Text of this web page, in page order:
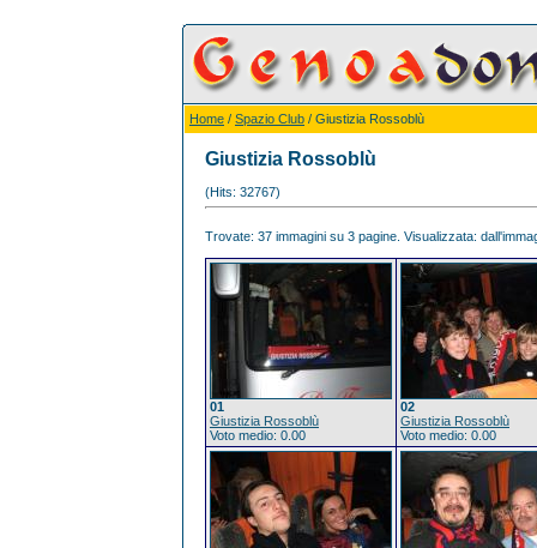
Home / Spazio Club / Giustizia Rossoblù
Giustizia Rossoblù
(Hits: 32767)
Trovate: 37 immagini su 3 pagine. Visualizzata:
01
Giustizia Rossoblù
Voto medio: 0.00
02
Giustizia Rossoblù
Voto medio: 0.00